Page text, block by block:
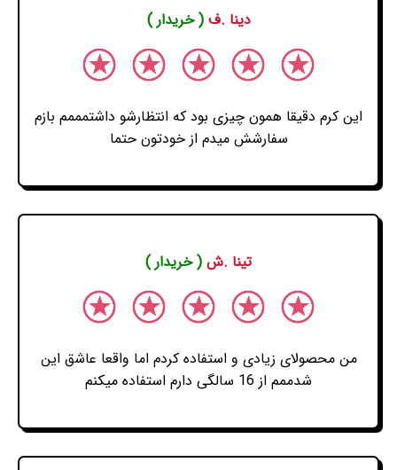
دینا .ف( خریدار )
این کرم دقیقا همون چیزی بود که انتظارشو داشتمممم بازم
سفارشش میدم از خودتون حتما
تینا .ش ( خریدار )
من محصولای زیادی و استفاده کردم اما واقعا عاشق این
شدممم از 16 سالگی دارم استفاده میکنم